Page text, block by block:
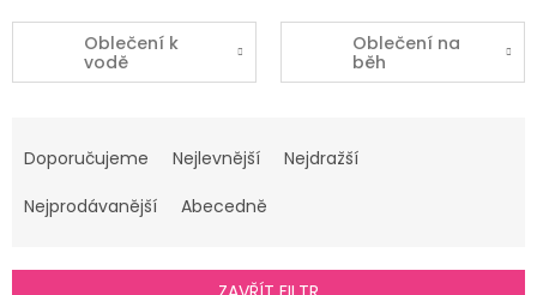
Oblečení k
vodě
Oblečení na
běh
a
e
í
Doporučujeme Nejlevnější
Nejdražší
Nejprodávanější
Abecedně